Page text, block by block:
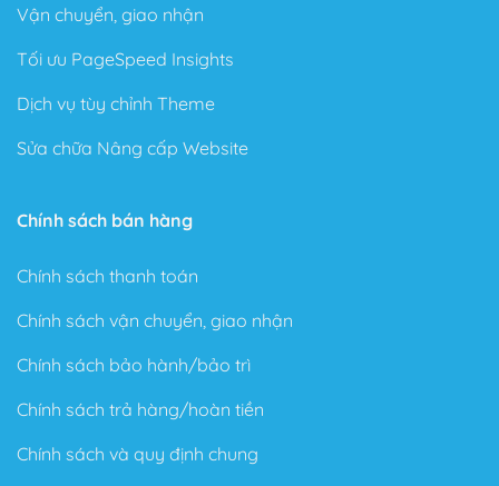
Vận chuyển, giao nhận
Tối ưu PageSpeed Insights
Dịch vụ tùy chỉnh Theme
Sửa chữa Nâng cấp Website
Chính sách bán hàng
Chính sách thanh toán
Chính sách vận chuyển, giao nhận
Chính sách bảo hành/bảo trì
Chính sách trả hàng/hoàn tiền
Chính sách và quy định chung